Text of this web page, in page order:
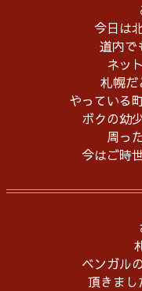
今日は
道内で
ネッ
札幌だ
やっている
ボクの幼
周っ
今はご時
ベンガル
頂きまし